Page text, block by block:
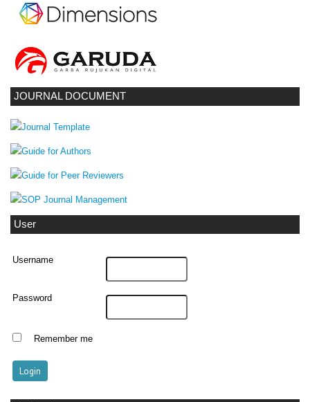
JOURNAL DOCUMENT
User
Username
Password
Remember me